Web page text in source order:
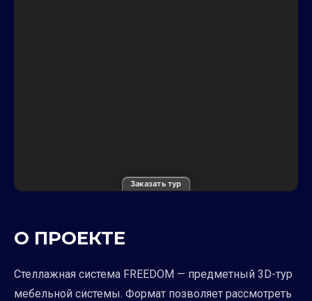
Заказать тур
О ПРОЕКТЕ
Стеллажная система FREEDOM — предметный 3D-тур
мебельной системы. Формат позволяет рассмотреть